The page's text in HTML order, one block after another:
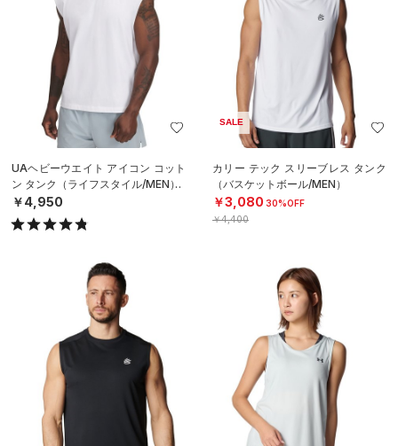
UAヘビーウエイト アイコン コット
ン タンク（ライフスタイル/MEN）
￥4,950
SALE
カリー テック スリーブレス タンク
（バスケットボール/MEN）
￥3,080 30%OFF
￥4,400